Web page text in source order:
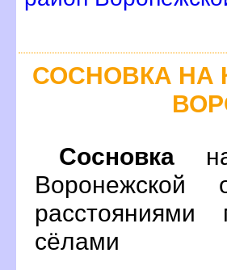
СОСНОВКА НА
Сосновка
оронежской
сёлами